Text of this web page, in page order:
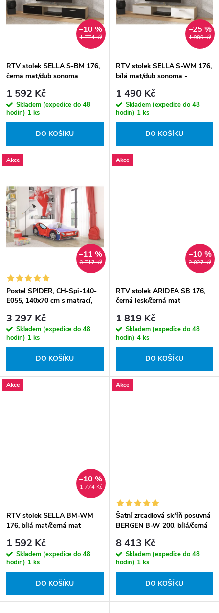
r
o
k
t
ů
p
r
u
k
t
ů
1 774 Kč
–10 %
RTV stolek SELLA S-BM 176,
černá mat/dub sonoma
1 592 Kč
Skladem (expedice do 48
hodin) 1 ks
DO KOŠÍKU
1 989 Kč
–25 %
RTV stolek SELLA S-WM 176,
bílá mat/dub sonoma -
1 490 Kč
Skladem (expedice do 48
hodin) 1 ks
DO KOŠÍKU
Akce
3 717 Kč
–11 %
Postel SPIDER, CH-Spi-140-
E055, 140x70 cm s matrací,
3 297 Kč
Skladem (expedice do 48
hodin) 1 ks
DO KOŠÍKU
Akce
2 027 Kč
–10 %
RTV stolek ARIDEA SB 176,
černá lesk/černá mat
1 819 Kč
Skladem (expedice do 48
hodin) 4 ks
DO KOŠÍKU
Akce
1 774 Kč
–10 %
RTV stolek SELLA BM-WM
176, bílá mat/černá mat
1 592 Kč
Skladem (expedice do 48
hodin) 1 ks
DO KOŠÍKU
Akce
Šatní zrcadlová skříň posuvná
BERGEN B-W 200, bílá/černá
8 413 Kč
Skladem (expedice do 48
hodin) 1 ks
DO KOŠÍKU